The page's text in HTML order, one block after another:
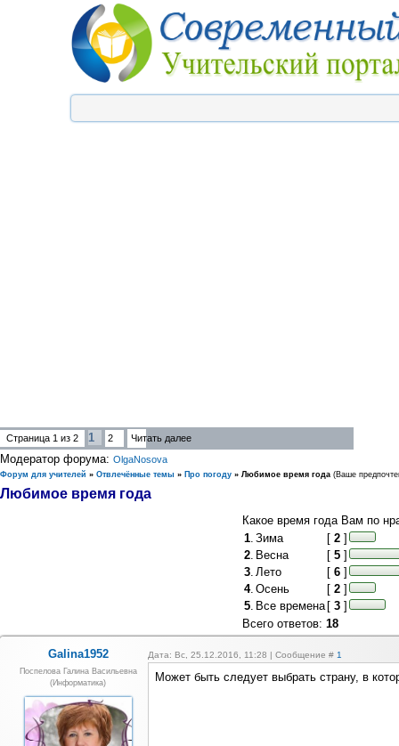
Страница 1 из 2 1 2 Читать далее
Модератор форума: OlgaNosova
Форум для учителей » Отвлечённые темы » Про погоду » Любимое время года (Ваше
Любимое время года
Какое время года Вам по
1. Зима [ 2 ]
2. Весна [ 5 ]
3. Лето [ 6 ]
4. Осень [ 2 ]
5. Все времена [ 3 ]
Всего ответов: 18
Galina1952 Дата: Вс, 25.12.2016, 11:28 | Сообщение # 1
Поспелова Галина Васильевна
(информатика)
Может быть следует выбрать страну, в